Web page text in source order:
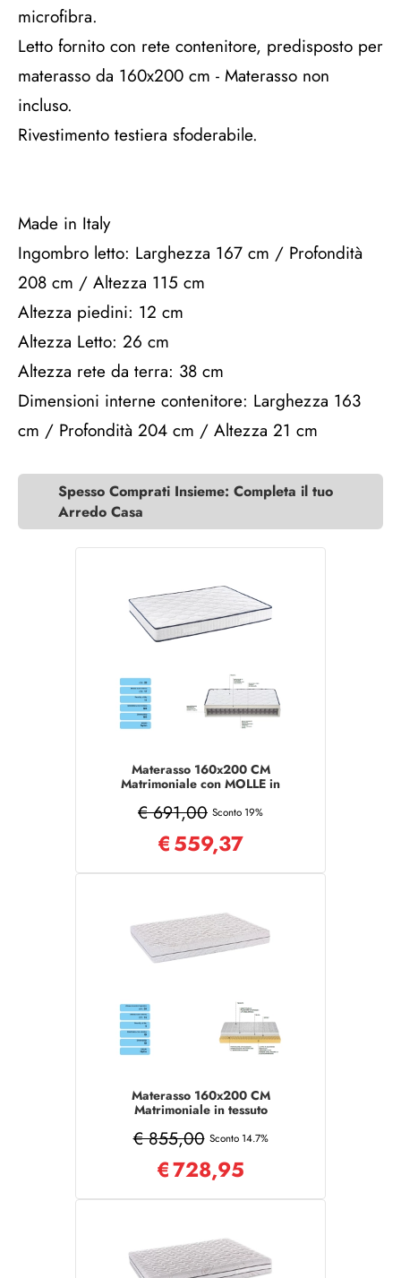
microfibra.
Letto fornito con rete contenitore, predisposto per
materasso da 160x200 cm - Materasso non
incluso.
Rivestimento testiera sfoderabile.
Made in Italy
Ingombro letto: Larghezza 167 cm / Profondità
208 cm / Altezza 115 cm
Altezza piedini: 12 cm
Altezza Letto: 26 cm
Altezza rete da terra: 38 cm
Dimensioni interne contenitore: Larghezza 163
cm / Profondità 204 cm / Altezza 21 cm
Spesso Comprati Insieme: Completa il tuo
Arredo Casa
Materasso 160x200 CM
Matrimoniale con MOLLE in
€ 691,00 Sconto 19%
€559,37
Materasso 160x200 CM
Matrimoniale in tessuto
€ 855,00 Sconto 14.7%
€728,95